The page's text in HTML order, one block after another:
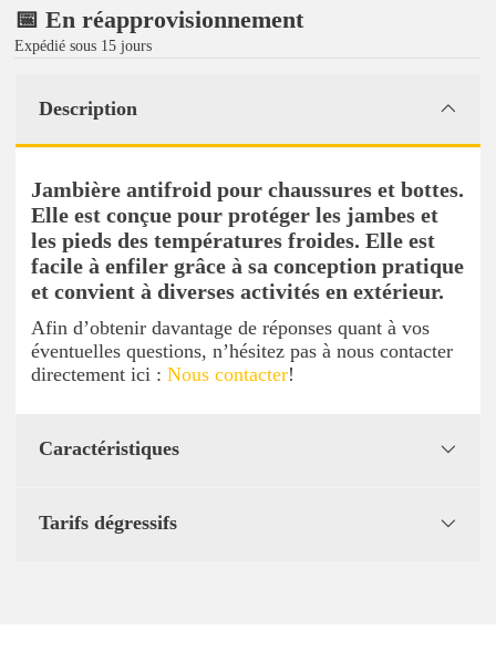
📅 En réapprovisionnement
Expédié sous 15 jours
Description
Jambière antifroid pour chaussures et bottes.
Elle est conçue pour protéger les jambes et
les pieds des températures froides. Elle est
facile à enfiler grâce à sa conception pratique
et convient à diverses activités en extérieur.
Afin d’obtenir davantage de réponses quant à vos
éventuelles questions, n’hésitez pas à nous contacter
directement ici : Nous contacter!
Caractéristiques
Tarifs dégressifs